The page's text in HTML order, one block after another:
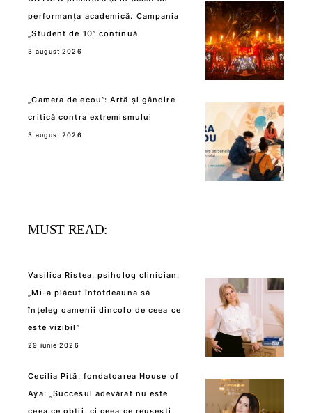
performanța academică. Campania
„Student de 10” continuă
3 august 2026
„Camera de ecou”: Artă și gândire
critică contra extremismului
3 august 2026
MUST READ:
Vasilica Ristea, psiholog clinician:
„Mi-a plăcut întotdeauna să
înțeleg oamenii dincolo de ceea ce
este vizibil”
29 iunie 2026
Cecilia Pită, fondatoarea House of
Aya: „Succesul adevărat nu este
ceea ce obții, ci ceea ce reușești